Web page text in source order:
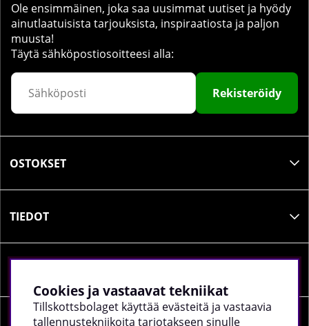
Ole ensimmäinen, joka saa uusimmat uutiset ja hyödy
ainutlaatuisista tarjouksista, inspiraatiosta ja paljon
muusta!
Täytä sähköpostiosoitteesi alla:
Rekisteröidy
OSTOKSET
TIEDOT
Cookies ja vastaavat tekniikat
Tillskottsbolaget käyttää evästeitä ja vastaavia
tallennustekniikoita tarjotakseen sinulle